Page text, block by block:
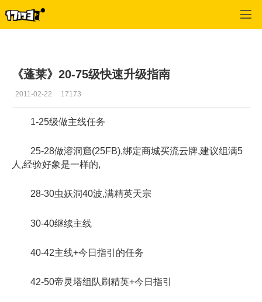
《蓬莱》20-75级快速升级指南
2011-02-22 17173
1-25级做主线任务
25-28做溶洞窟(25FB),绑定商城买流云牌,建议组满5
人,经验好象是一样的,
28-30虫妖洞40波,满精英天宗
30-40继续主线
40-42主线+今日指引的任务
42-50帝灵塔组队刷精英+今日指引